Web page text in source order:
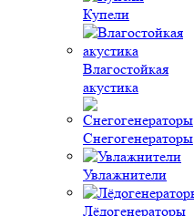
Купели
Влагостойкая
акустика
Снегогенераторы
Увлажнители
Лёдогенераторы